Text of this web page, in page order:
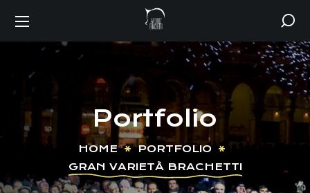
Portfolio
HOME
PORTFOLIO
GRAN VARIETÀ BRACHETTI